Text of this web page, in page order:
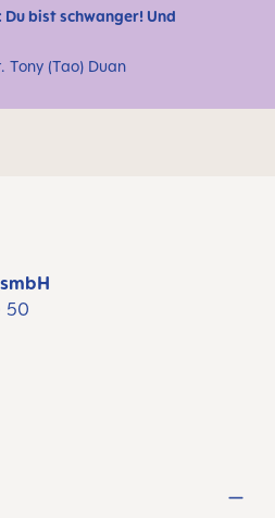
bist schwanger! Und
Tony (Tao) Duan
50